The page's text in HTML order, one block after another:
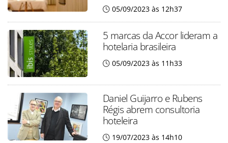
05/09/2023 às 12h37
5 marcas da Accor lideram a
hotelaria brasileira
05/09/2023 às 11h33
Daniel Guijarro e Rubens
Régis abrem consultoria
hoteleira
19/07/2023 às 14h10